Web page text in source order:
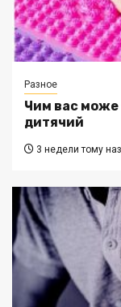
Разное
Чим вас може
дитячий
3 недели тому